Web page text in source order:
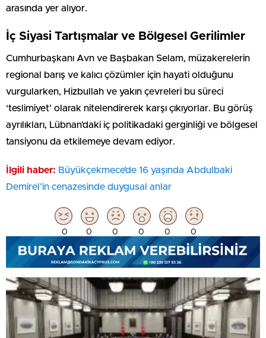
arasında yer alıyor.
İç Siyasi Tartışmalar ve Bölgesel Gerilimler
Cumhurbaşkanı Avn ve Başbakan Selam, müzakerelerin
regional barış ve kalıcı çözümler için hayati olduğunu
vurgularken, Hizbullah ve yakın çevreleri bu süreci
‘teslimiyet’ olarak nitelendirerek karşı çıkıyorlar. Bu görüş
ayrılıkları, Lübnan’daki iç politikadaki gerginliği ve bölgesel
tansiyonu da etkilemeye devam ediyor.
İlgili haber: Büyükçekmece’de 16 yaşında Abdulbaki
Demirel’in cenazesinde duygusal anlar
0 0 0 0 0 0